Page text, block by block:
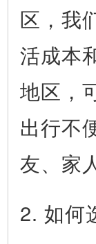
区，我
活成本
地区，
出行不
友、家
2. 如何